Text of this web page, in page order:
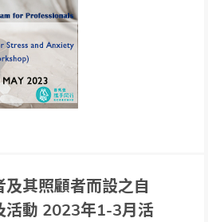
其照顧者而設之自
活動 2023年1-3月活